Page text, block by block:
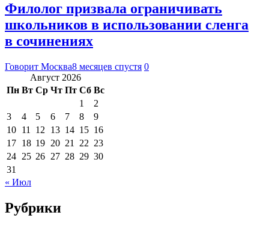
Филолог призвала ограничивать
школьников в использовании сленга
в сочинениях
Говорит Москва8 месяцев спустя 0
Август 2026
Пн Вт Ср Чт Пт Сб Вс
1
2
3
4 5 6 7 8
9
10 11 12 13 14 15 16
17 18 19 20 21 22 23
24 25 26 27 28 29 30
31
« Июл
Рубрики